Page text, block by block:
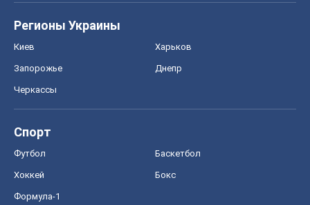
Регионы Украины
Киев Харьков
Запорожье Днепр
Черкассы
Спорт
Футбол Баскетбол
Хоккей Бокс
Формула-1